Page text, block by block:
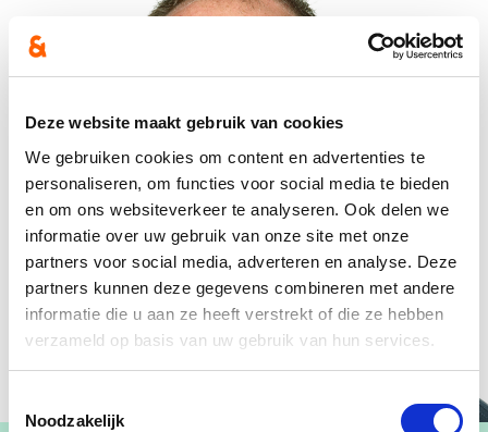
Deze website maakt gebruik van cookies
We gebruiken cookies om content en advertenties te
personaliseren, om functies voor social media te bieden
en om ons websiteverkeer te analyseren. Ook delen we
informatie over uw gebruik van onze site met onze
partners voor social media, adverteren en analyse. Deze
partners kunnen deze gegevens combineren met andere
informatie die u aan ze heeft verstrekt of die ze hebben
verzameld op basis van uw gebruik van hun services.
Noodzakelijk